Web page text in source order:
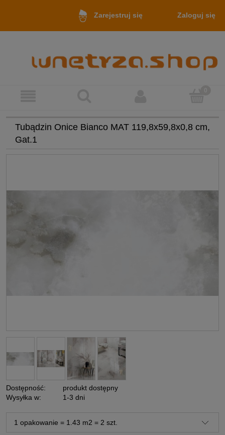
Zarejestruj się Zaloguj się
Tubądzin Onice Bianco MAT 119,8x59,8x0,8 cm,
Gat.1
Dostępność:
produkt dostępny
Wysyłka w:
1-3 dni